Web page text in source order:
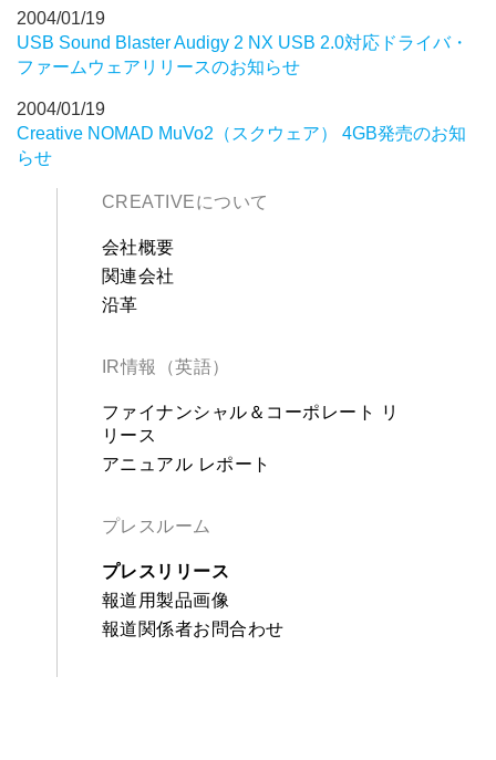
2004/01/19
USB Sound Blaster Audigy 2 NX USB 2.0対応ドライバ・
ファームウェアリリースのお知らせ
2004/01/19
Creative NOMAD MuVo2（スクウェア） 4GB発売のお知
らせ
CREATIVEについて
会社概要
関連会社
沿革
IR情報（英語）
ファイナンシャル＆コーポレート リ
リース
アニュアル レポート
プレスルーム
プレスリリース
報道用製品画像
報道関係者お問合わせ